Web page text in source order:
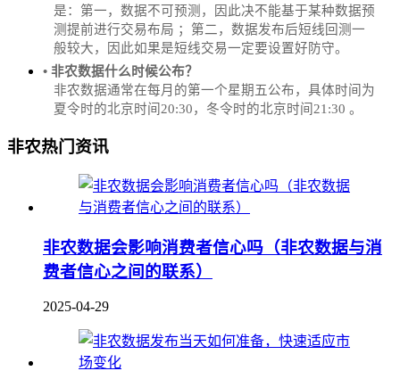
是：第一，数据不可预测，因此决不能基于某种数据预
测提前进行交易布局 ；第二，数据发布后短线回测一
般较大，因此如果是短线交易一定要设置好防守。
• 非农数据什么时候公布？
‌非农数据通常在每月的第一个星期五公布，具体时间为
夏令时的北京时间20:30，冬令时的北京时间21:30‌‌ 。
非农热门资讯
非农数据会影响消费者信心吗（非农数据与消
费者信心之间的联系）
2025-04-29